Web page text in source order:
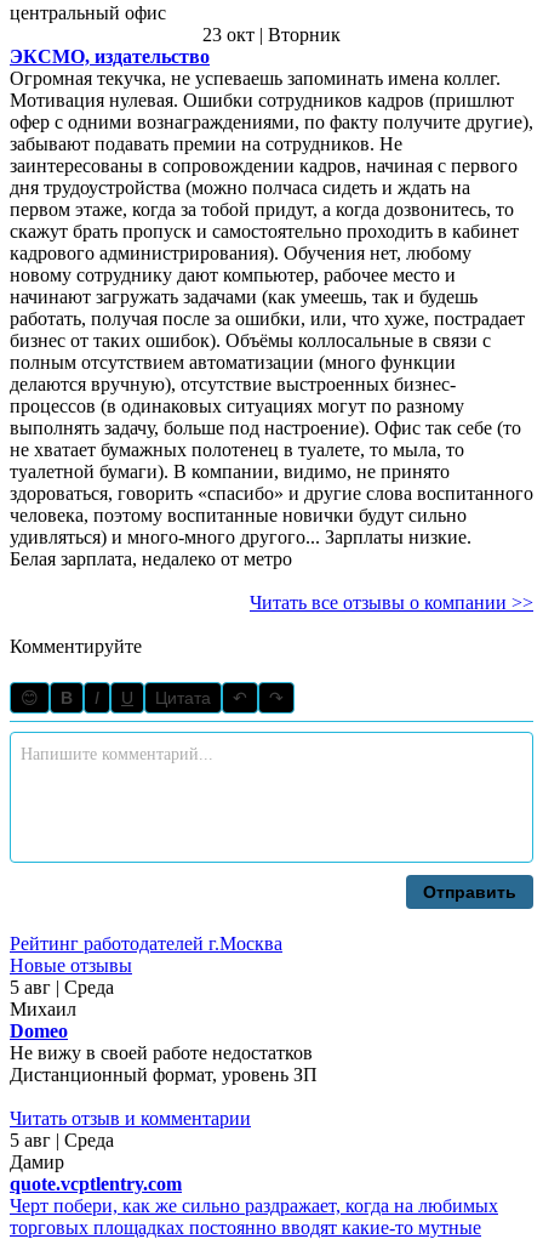
центральный офис
23 окт | Вторник
ЭКСМО, издательство
Огромная текучка, не успеваешь запоминать имена коллег.
Мотивация нулевая. Ошибки сотрудников кадров (пришлют
офер с одними вознаграждениями, по факту получите другие),
забывают подавать премии на сотрудников. Не
заинтересованы в сопровождении кадров, начиная с первого
дня трудоустройства (можно полчаса сидеть и ждать на
первом этаже, когда за тобой придут, а когда дозвонитесь, то
скажут брать пропуск и самостоятельно проходить в кабинет
кадрового администрирования). Обучения нет, любому
новому сотруднику дают компьютер, рабочее место и
начинают загружать задачами (как умеешь, так и будешь
работать, получая после за ошибки, или, что хуже, пострадает
бизнес от таких ошибок). Объёмы коллосальные в связи с
полным отсутствием автоматизации (много функции
делаются вручную), отсутствие выстроенных бизнес-
процессов (в одинаковых ситуациях могут по разному
выполнять задачу, больше под настроение). Офис так себе (то
не хватает бумажных полотенец в туалете, то мыла, то
туалетной бумаги). В компании, видимо, не принято
здороваться, говорить «спасибо» и другие слова воспитанного
человека, поэтому воспитанные новички будут сильно
удивляться) и много-много другого... Зарплаты низкие.
Белая зарплата, недалеко от метро
Читать все отзывы о компании >>
Комментируйте
😊 B I U Цитата ↶ ↷
Отправить
Рейтинг работодателей г.Москва
Новые отзывы
5 авг | Среда
Михаил
Domeo
Не вижу в своей работе недостатков
Дистанционный формат, уровень ЗП
Читать отзыв и комментарии
5 авг | Среда
Дамир
quote.vcptlentry.com
Черт побери, как же сильно раздражает, когда на любимых
торговых площадках постоянно вводят какие-то мутные